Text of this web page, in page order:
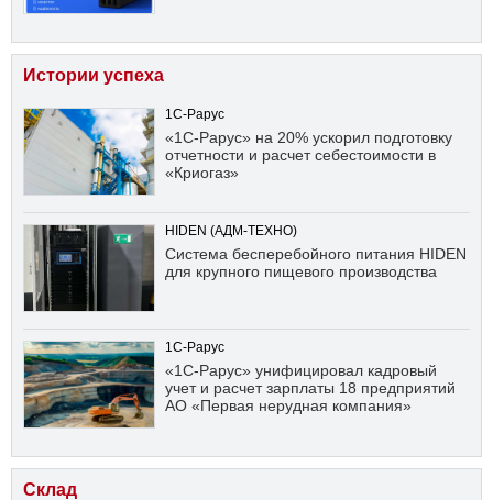
Истории успеха
1С-Рарус
«1С-Рарус» на 20% ускорил подготовку
отчетности и расчет себестоимости в
«Криогаз»
HIDEN (АДМ-ТЕХНО)
Система бесперебойного питания HIDEN
для крупного пищевого производства
1С-Рарус
«1С-Рарус» унифицировал кадровый
учет и расчет зарплаты 18 предприятий
АО «Первая нерудная компания»
Склад